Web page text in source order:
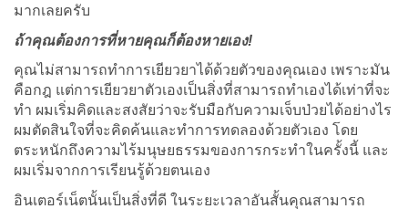
มากเลยครับ
ถ้าคุณต้องการที่หายคุณก็ต้องหายเอง!
คุณไม่สามารถทำการเยียวยาได้ด้วยตัวของคุณเอง เพราะมัน
คือกฎ แต่การเยียวยาตัวเองเป็นสิ่งที่สามารถทำเองได้เท่าที่จะ
ทำ ผมเริ่มคิดและสงสัยว่าจะรับมือกับความเจ็บป่วยได้อย่างไร
ผมตัดสินใจที่จะคิดค้นและทำการทดลองด้วยตัวเอง โดย
ตระหนักถึงความไร้มนุษยธรรมของการกระทำในครั้งนี้ และ
ผมเริ่มจากการเรียนรู้ด้วยตนเอง
อินเตอร์เน็ตนั้นเป็นสิ่งที่ดี ในระยะเวลาอันสั้นคุณสามารถ